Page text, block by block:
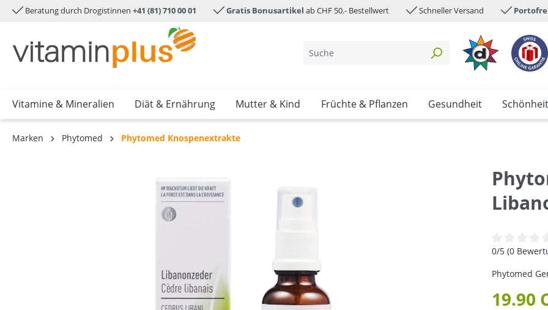
springen Zur Hauptnavigation springen
Beratung durch Drogistinnen +41 (81) 710 00 01 Gratis Bonusartikel ab CHF 50.- Bestellwert Schneller Versand
Vitamine & Mineralien Diät & Ernährung Mutter & Kind Früchte & Pflanzen Gesundheit
Marken Phytomed Phytomed Knospenextrakte
0/5 (0
Phytomed
19.90